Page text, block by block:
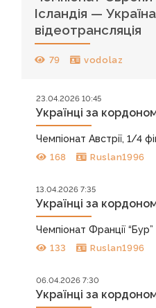
Ісландія —
відеотрансляція
79 vodolaz
23.04.2026 10:45
Українці за
Чемпіонат Австрії, 1/4
168 Ruslan1996
13.04.2026 7:35
Українці за
Чемпіонат Франції
133 Ruslan1996
06.04.2026 7:30
Українці за